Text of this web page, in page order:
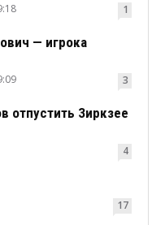
1
— игрока
3
отпустить Зиркзее
4
17